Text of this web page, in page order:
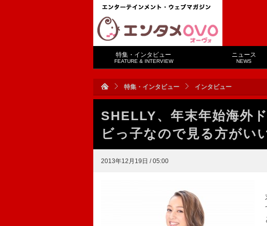
特集・インタビュー
FEATURE & INTERVIEW
ニュース
NEWS
特集・インタビュー インタビュー
SHELLY、年末年始海外
ビっ子なので見る方がい
2013年12月19日 / 05:00